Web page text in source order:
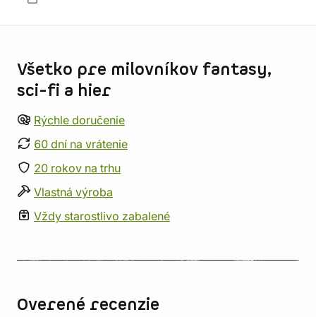
Všetko pre milovníkov fantasy,
sci-fi a hier
Rýchle doručenie
60 dní na vrátenie
20 rokov na trhu
Vlastná výroba
Vždy starostlivo zabalené
Overené recenzie